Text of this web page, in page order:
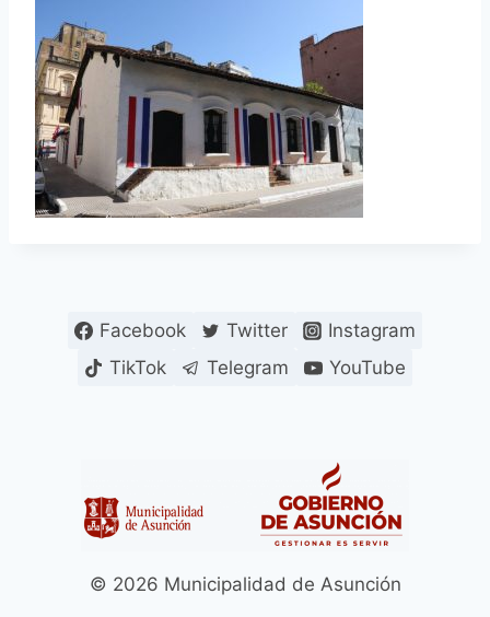
Facebook Twitter
Instagram
TikTok
Telegram YouTube
© 2026 Municipalidad de Asunción